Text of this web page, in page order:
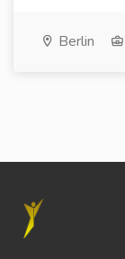
Berlin